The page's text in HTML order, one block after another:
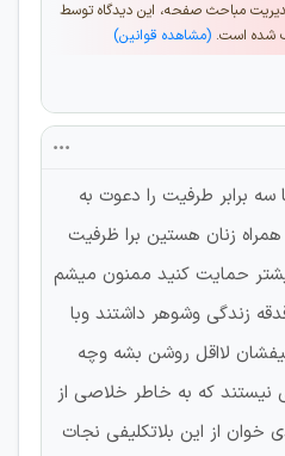
مباحث صفحه، این دیدگاه توسط
شده است. (مشاهده قوانین)
برابر طرفیت را دعوت به
زنان هستین برا ظرفیت
حمایت کنید ممنون میشم
زندگی وشوهر داشتند وبا
لااقل روشن بشه وچه
نیستند که به خاطر خلاصی از
از این بلاتکلیفی نجات